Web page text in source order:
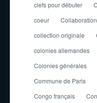
clefs pour débuter
coeur
Collaboration
collection originale
colonies allemandes
Colonies générales
Commune de Paris
Congo français